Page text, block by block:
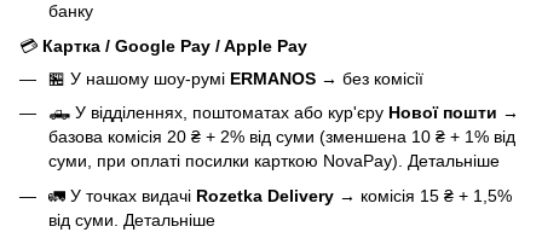
банку
💳 Картка / Google Pay / Apple Pay
🏪 У нашому шоу-румі ERMANOS → без комісії
🛻 У відділеннях, поштоматах або кур'єру Нової пошти →
базова комісія 20 ₴ + 2% від суми (зменшена 10 ₴ + 1% від
суми, при оплаті посилки карткою NovaPay). Детальніше
🚛 У точках видачі Rozetka Delivery → комісія 15 ₴ + 1,5%
від суми. Детальніше